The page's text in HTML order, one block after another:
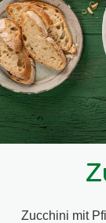
Zucchini mit